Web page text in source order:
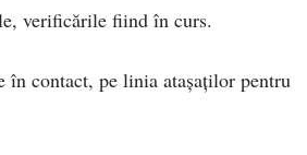
verificările fiind în curs.
în contact, pe linia atașaților pentru